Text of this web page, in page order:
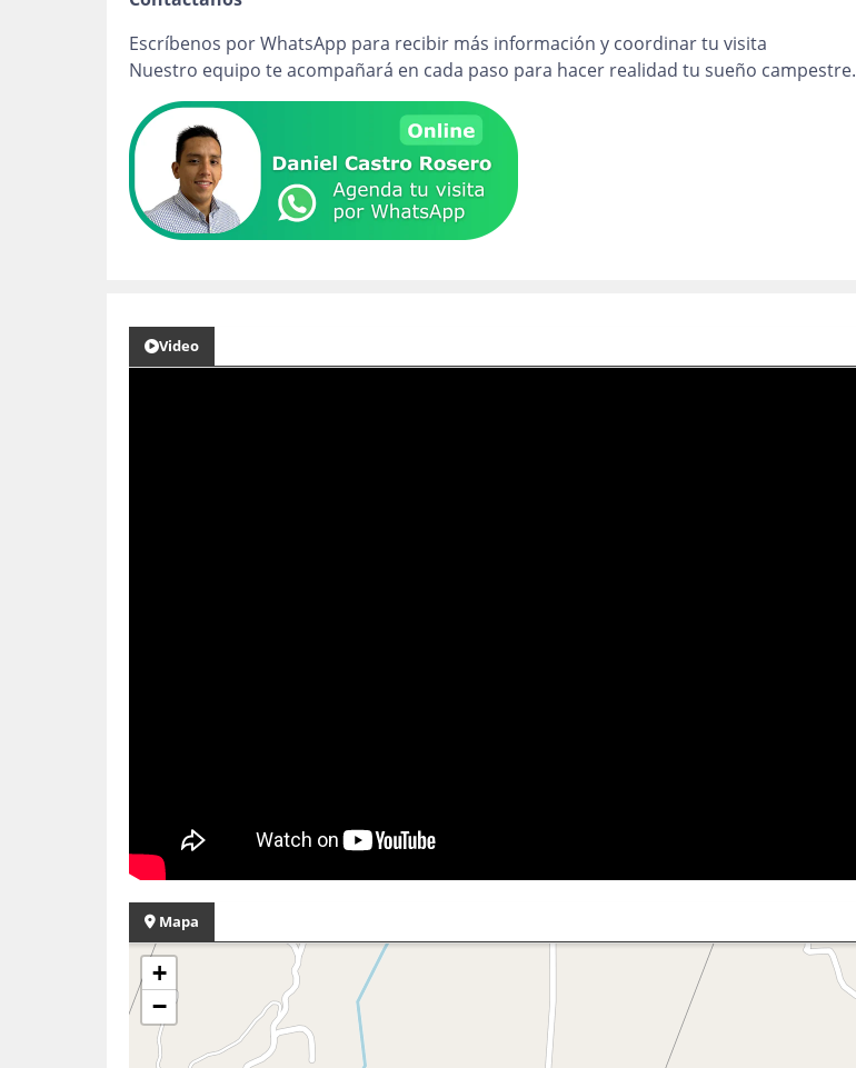
Escríbenos por WhatsApp para recibir más información y coordinar tu visita
Nuestro equipo te acompañará en cada paso para hacer realidad tu sueño campestre.
Video
Mapa
+
−